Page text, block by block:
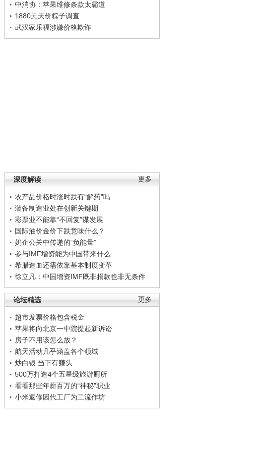
中消协：苹果维修条款太霸道
1880元天价粽子调查
武汉家乐福涉嫌价格欺诈
更多
深度解读
农产品价格时涨时跌有“解药”吗
装备制造业处在创新关键期
彩票业不能靠“不回复”谋发展
国际油价金价下跌意味什么？
奶企公关中传递的“负能量”
参与IMF增资能为中国带来什么
希腊造血还需依靠基本制度变革
徐立凡：中国增资IMF既非捐款也非无条件
更多
论坛精选
超市发票价格包含税金
苹果将向北京一中院提起新诉讼
房子不用该怎么放？
航天活动几乎涵盖各个领域
炒白银 当下有赚头
500万打造4个五星级旅游厕所
看看那些年薪百万的“神秘”职业
小米返修因代工厂为二流作坊